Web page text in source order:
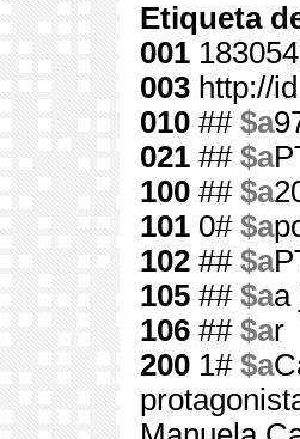
Etiqueta
001
003 http://
010 ## $a
021 ## $a
100 ## $a
101 0# $a
102 ## $a
105 ## $aa
106 ## $ar
200 1# $a